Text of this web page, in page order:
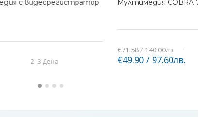
с видеорегистратор
2 -3 Дена
Мултимедия COBRA 7inch
€71.58 / 140.00лв.
€49.90 / 97.60лв.